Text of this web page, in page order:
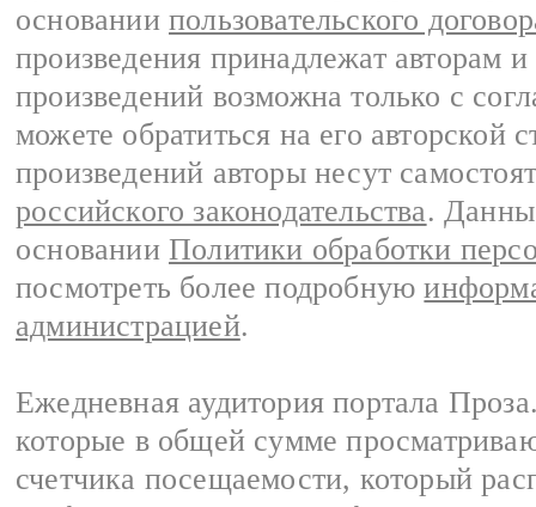
основании пользовательского
произведения принадлежат авторам
произведений возможна только с
можете обратиться на его авторской
произведений авторы несут
российского законодательства.
основании Политики обработки
посмотреть более подробную
администрацией.
Ежедневная аудитория портала
которые в общей сумме
счетчика посещаемости, который